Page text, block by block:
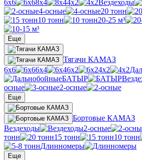
6х6
8х4 4х2 Вездеходы
4-осные
20 тонн
10 тонн
20-25 м³
Еще
Тягачи КАМАЗ
6х6
6х4 6х2 4х2
БАТЫР
осные
2-осные
Еще
Бортовые КАМАЗ
Вездеходы
2-осные
тонн
15 тонн 10 тонн
Длинномеры
Еще